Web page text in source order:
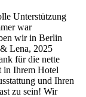
Unterstützung
war
wir in Berlin
Lena, 2025
für die nette
in Ihrem Hotel
und Ihren
zu sein! Wir